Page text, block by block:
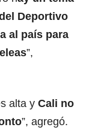
Deportivo
al país para
”,
alta y Cali no
”, agregó.